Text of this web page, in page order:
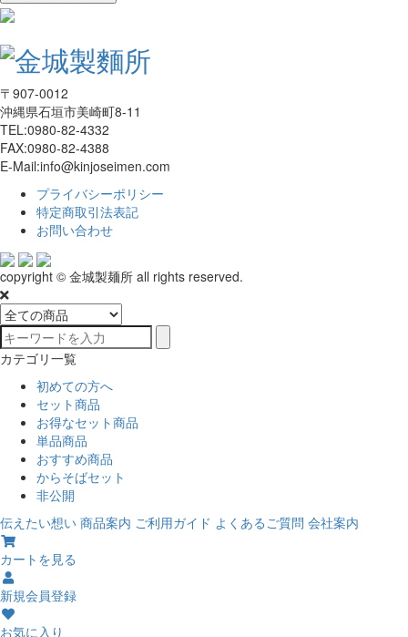
〒907-0012
沖縄県石垣市美崎町8-11
TEL:0980-82-4332
FAX:0980-82-4388
E-Mail:info@kinjoseimen.com
プライバシーポリシー
特定商取引法表記
お問い合わせ
copyright © 金城製麺所 all rights reserved.
カテゴリ一覧
初めての方へ
セット商品
お得なセット商品
単品商品
おすすめ商品
からそばセット
非公開
伝えたい想い 商品案内 ご利用ガイド よくあるご質問 会社案内
カートを見る
新規会員登録
お気に入り